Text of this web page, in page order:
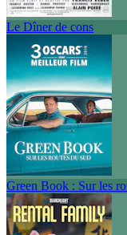
Le Dîner de cons
Green Book : Sur les